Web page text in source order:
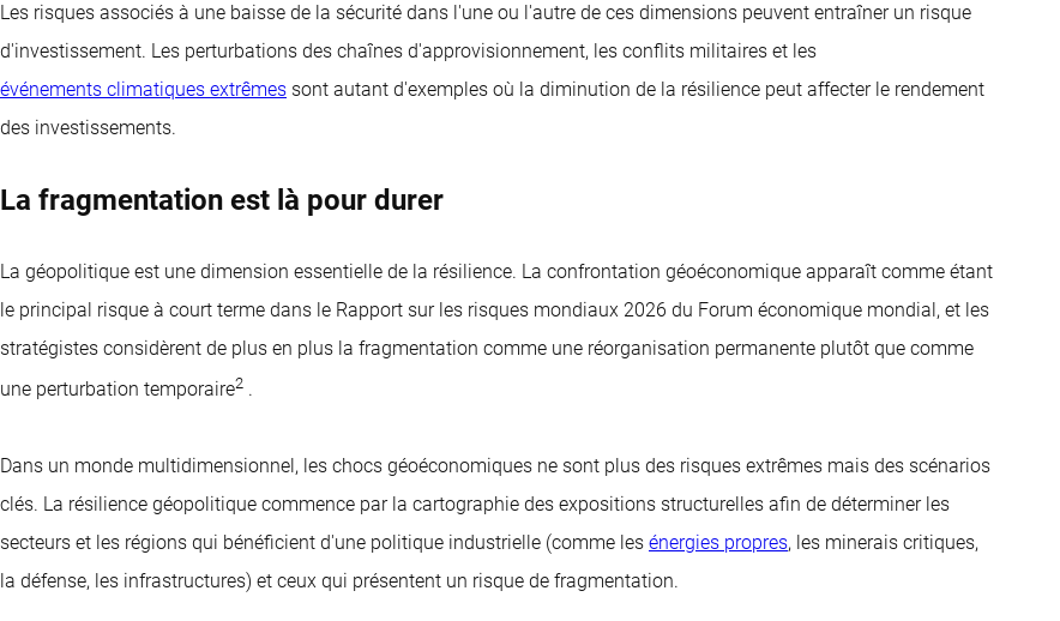
Les risques associés à une baisse de la sécurité dans l'une ou l'autre de ces dimensions peuvent entraîner un risque
d'investissement. Les perturbations des chaînes d'approvisionnement, les conflits militaires et les
événements climatiques extrêmes sont autant d'exemples où la diminution de la résilience peut affecter le rendement
des investissements.
La fragmentation est là pour durer
La géopolitique est une dimension essentielle de la résilience. La confrontation géoéconomique apparaît comme étant
le principal risque à court terme dans le Rapport sur les risques mondiaux 2026 du Forum économique mondial, et les
stratégistes considèrent de plus en plus la fragmentation comme une réorganisation permanente plutôt que comme
une perturbation temporaire2 .
Dans un monde multidimensionnel, les chocs géoéconomiques ne sont plus des risques extrêmes mais des scénarios
clés. La résilience géopolitique commence par la cartographie des expositions structurelles afin de déterminer les
secteurs et les régions qui bénéficient d'une politique industrielle (comme les énergies propres, les minerais critiques,
la défense, les infrastructures) et ceux qui présentent un risque de fragmentation.